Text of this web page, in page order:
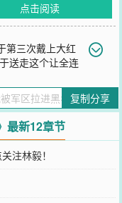
点击阅读
第三次戴上大红
送走这个让全连
次退伍，愣是把义务兵
世界，灯红酒绿，老子
定。请宿主即刻提交入
你就让我回去？刚进家
年结婚，明年生娃，你
一边是逼他传宗接代的
让全家人血压飙升的笑
”
复制分享
最新12章节
注林毅！